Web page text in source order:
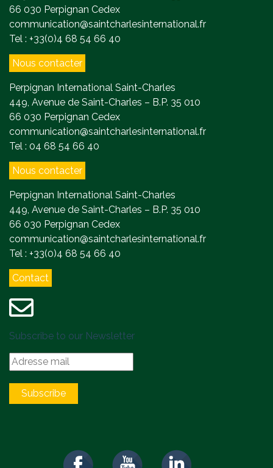
66 030 Perpignan Cedex
communication@saintcharlesinternational.fr
Tel : +33(0)4 68 54 66 40
Nous contacter
Perpignan International Saint-Charles
449, Avenue de Saint-Charles – B.P. 35 010
66 030 Perpignan Cedex
communication@saintcharlesinternational.fr
Tel : 04 68 54 66 40
Nous contacter
Perpignan International Saint-Charles
449, Avenue de Saint-Charles – B.P. 35 010
66 030 Perpignan Cedex
communication@saintcharlesinternational.fr
Tel : +33(0)4 68 54 66 40
Contact
Subscribe to our Newsletter
Subscribe